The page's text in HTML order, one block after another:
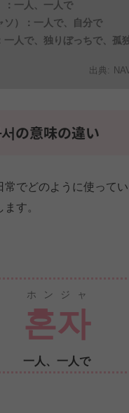
：一人、一人で
ソ）：一人で、自分で
一人で、独りぼっちで、孤
の意味の違い
常でどのように使って
す。
혼자
ホンジャ
一人、一人で